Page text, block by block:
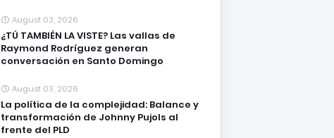
August 03, 2026
¿TÚ TAMBIÉN LA VISTE? Las vallas de
Raymond Rodríguez generan
conversación en Santo Domingo
August 03, 2026
La política de la complejidad: Balance y
transformación de Johnny Pujols al
frente del PLD